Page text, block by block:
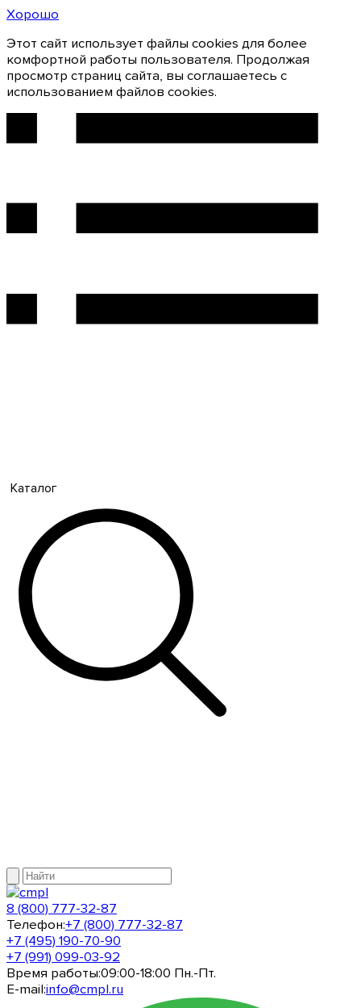
Хорошо
Этот сайт использует файлы cookies для более
комфортной работы пользователя. Продолжая
просмотр страниц сайта, вы соглашаетесь с
использованием файлов cookies.
Каталог
8 (800) 777-32-87
Телефон:+7 (800) 777-32-87
+7 (495) 190-70-90
+7 (991) 099-03-92
Время работы:09:00-18:00 Пн.-Пт.
E-mail:info@cmpl.ru